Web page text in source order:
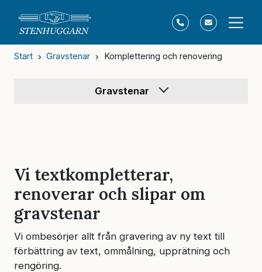
Start Gravstenar Komplettering och renovering
Gravstenar
Vi textkompletterar,
renoverar och slipar om
gravstenar
Vi ombesörjer allt från gravering av ny text till
förbättring av text, ommålning, upprätning och
rengöring.